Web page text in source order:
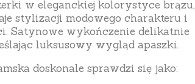
w eleganckiej kolorystyce brązu,
stylizacji modowego charakteru i
Satynowe wykończenie delikatnie
luksusowy wygląd apaszki.
doskonale sprawdzi się jako: